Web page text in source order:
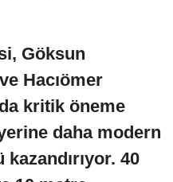
Göksun
Hacıömer
kritik öneme
daha modern
40